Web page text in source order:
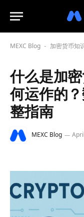
MEXC Blog - 加密货币知
什么是加
何运作的
整指南
MEXC Blog